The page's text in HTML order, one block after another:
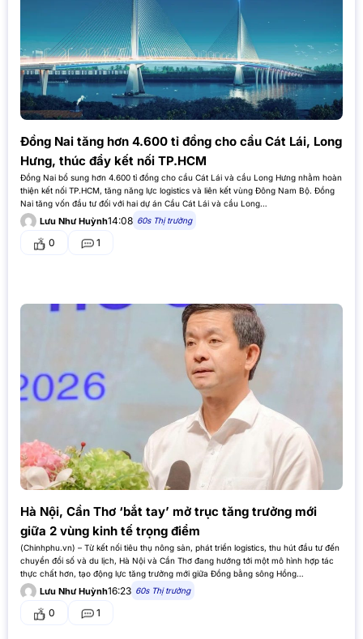
Đồng Nai tăng hơn 4.600 tỉ đồng cho cầu Cát Lái, Long
Hưng, thúc đẩy kết nối TP.HCM
Đồng Nai bổ sung hơn 4.600 tỉ đồng cho cầu Cát Lái và cầu Long Hưng nhằm hoàn
thiện kết nối TP.HCM, tăng năng lực logistics và liên kết vùng Đông Nam Bộ. Đồng
Nai tăng vốn đầu tư đối với hai dự án Cầu Cát Lái và cầu Long…
Lưu Như Huỳnh14:08 60s Thị trường
0 1
Hà Nội, Cần Thơ ‘bắt tay’ mở trục tăng trưởng mới
giữa 2 vùng kinh tế trọng điểm
(Chinhphu.vn) – Từ kết nối tiêu thụ nông sản, phát triển logistics, thu hút đầu tư đến
chuyển đổi số và du lịch, Hà Nội và Cần Thơ đang hướng tới một mô hình hợp tác
thực chất hơn, tạo động lực tăng trưởng mới giữa Đồng bằng sông Hồng…
Lưu Như Huỳnh16:23 60s Thị trường
0 1